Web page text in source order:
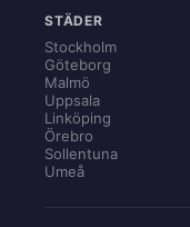
STÄDER
Stockholm
Göteborg
Malmö
Uppsala
Linköping
Örebro
Sollentuna
Umeå